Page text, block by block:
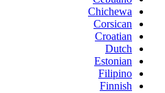
Chichewa
Corsican
Croatian
Dutch
Estonian
Filipino
Finnish